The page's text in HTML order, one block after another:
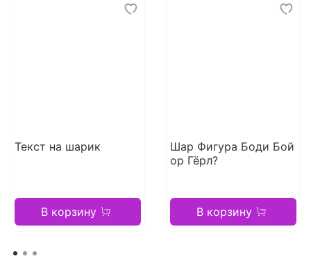
Текст на шарик
В корзину
Шар Фигура Боди Бой
ор Гёрл?
В корзину